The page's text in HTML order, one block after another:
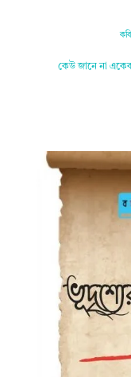
কেউ জানে না